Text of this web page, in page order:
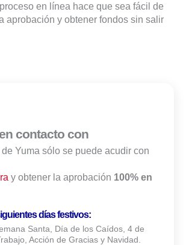
en línea hace que sea fácil de
aprobación y obtener fondos sin salir
contacto con
Yuma sólo se puede acudir con
y obtener la aprobación 100% en
días festivos:
Santa, Día de los Caídos, 4 de
Acción de Gracias y Navidad.